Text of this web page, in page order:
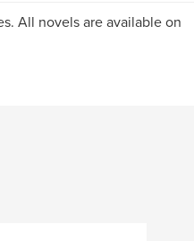
All novels are available on